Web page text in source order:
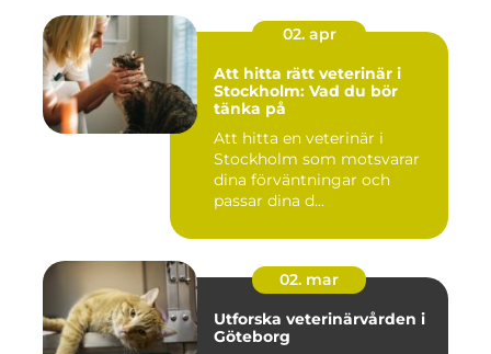
02. apr
Att hitta rätt veterinär i
Stockholm: Vad du bör
tänka på
Att hitta en veterinär i
Stockholm som motsvarar
dina förväntningar och
passar dina d...
02. mar
Utforska veterinärvården i
Göteborg